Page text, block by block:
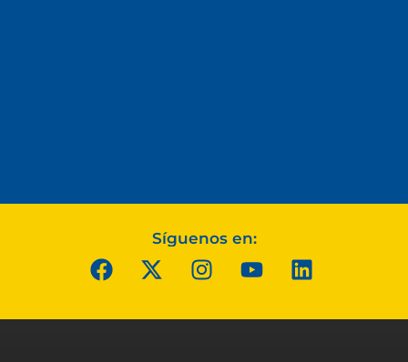
Síguenos en: